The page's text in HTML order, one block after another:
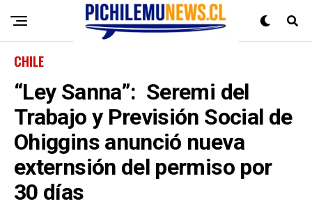
CHILE
“Ley Sanna”: Seremi del
Trabajo y Previsión Social de
Ohiggins anunció nueva
externsión del permiso por
30 días